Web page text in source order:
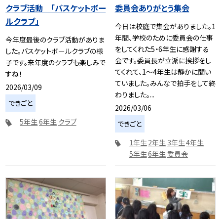
クラブ活動 「バスケットボー
ルクラブ」
今年度最後のクラブ活動がありま
した。バスケットボールクラブの様
子です。来年度のクラブも楽しみで
すね！
2026/03/09
できごと
5年生6年生 クラブ
委員会ありがとう集会
今日は校庭で集会がありました。1
年間、学校のために委員会の仕事
をしてくれた5・6年生に感謝する
会です。委員長が立派に挨拶をし
てくれて、1〜4年生は静かに聞い
ていました。みんなで拍手をして終
わりました。...
2026/03/06
できごと
1年生2年生 3年生4年生
5年生6年生委員会